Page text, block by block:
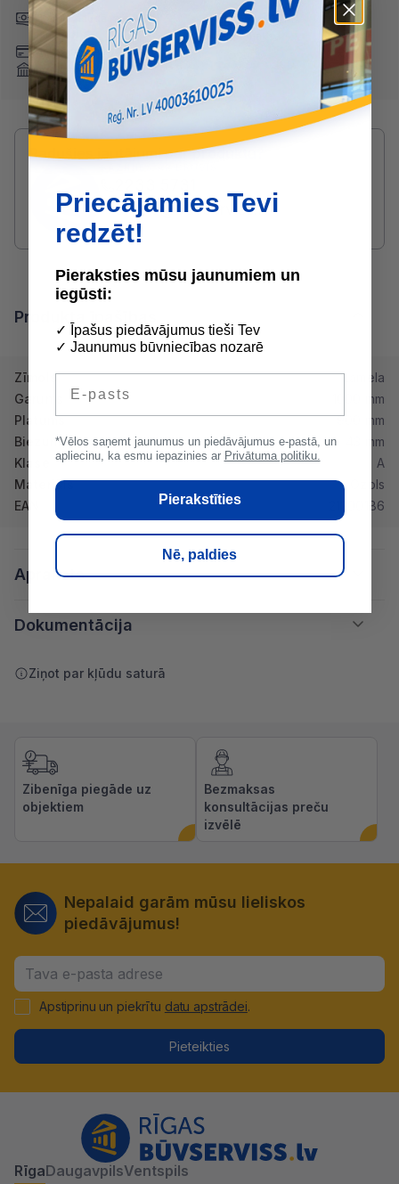
Skaidrā naudā
(arī preci
saņemot)
Maksājumu kartes
Internetbankas
Pārskaitījums
Nomaksa
Radušies jautājumi par produktu?
druvis@buvserviss.lv
Produkta īpašības
Zīmols
Lamela
Garums
1000 mm
Platums
900 mm
Biezums
43 mm
Klase
A
Materiāls
Ozols
EAN
21200186
Apraksts
Dokumentācija
Ziņot par kļūdu saturā
Zibenīga piegāde uz
objektiem
Bezmaksas
konsultācijas preču
izvēlē
Nepalaid garām mūsu lieliskos
piedāvājumus!
Apstiprinu un piekrītu datu apstrādei.
Pieteikties
RīgaDaugavpilsVentspils
Priecājamies Tevi
redzēt!
Pieraksties mūsu jaunumiem un
iegūsti:
✓ Īpašus piedāvājumus tieši Tev
✓ Jaunumus būvniecības nozarē
*Vēlos saņemt jaunumus un piedāvājumus e-pastā, un
apliecinu, ka esmu iepazinies ar Privātuma politiku.
Pierakstīties
Nē, paldies